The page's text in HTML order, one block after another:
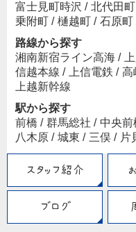
富士見町時沢 / 北代田町
乗附町 / 樋越町 / 石原町
路線から探す
湘南新宿ライン高海 /
信越本線 / 上信電鉄 / 高
上越新幹線
駅から探す
前橋 / 群馬総社 / 中央前
八木原 / 城東 / 三俣 / 片